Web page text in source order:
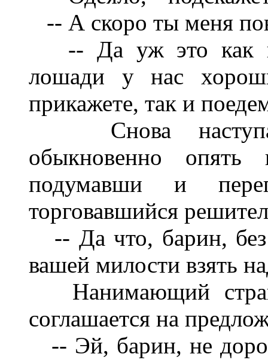
-- А скоро ты меня
-- Да уж это как
лошади у нас
прикажете, так и
Снова
обыкновенно
подумавши и
торговавшийся
-- Да что, барин, без
вашей милости взять
Нанимающий
соглашается на
-- Эй, барин, не